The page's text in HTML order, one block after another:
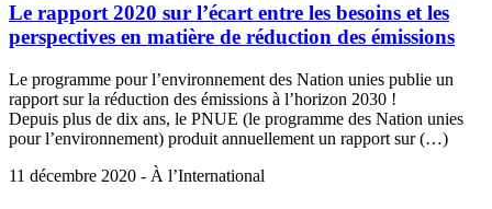
Le rapport 2020 sur l’écart entre les besoins et les
perspectives en matière de réduction des émissions
Le programme pour l’environnement des Nation unies publie un
rapport sur la réduction des émissions à l’horizon 2030 !
Depuis plus de dix ans, le PNUE (le programme des Nation unies
pour l’environnement) produit annuellement un rapport sur (…)
11 décembre 2020 - À l’International